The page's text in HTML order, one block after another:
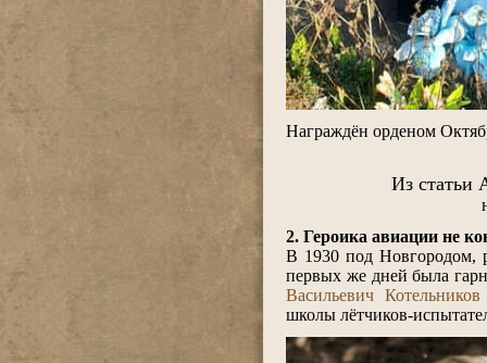
Награждён орденом
Из статьи
2. Героика авиации не
В 1930 под Новгородом,
первых же дней была
Васильевич Котельников
школы лётчиков-